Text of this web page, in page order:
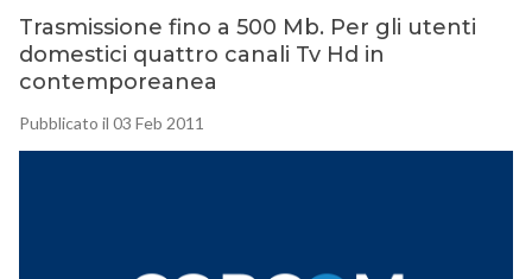
Trasmissione fino a 500 Mb. Per gli utenti
domestici quattro canali Tv Hd in
contemporeanea
Pubblicato il 03 Feb 2011